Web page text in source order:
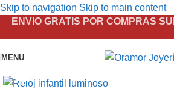
Skip to navigation Skip to main content
ENVIO GRATIS POR COMPRAS
MENU